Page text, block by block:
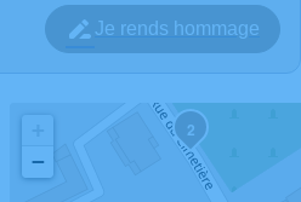
Je rends hommage
2
−